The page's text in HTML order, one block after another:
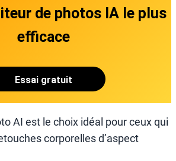
de photos IA le plus
efficace
Essai gratuit
AI est le choix idéal pour ceux qui
corporelles d’aspect